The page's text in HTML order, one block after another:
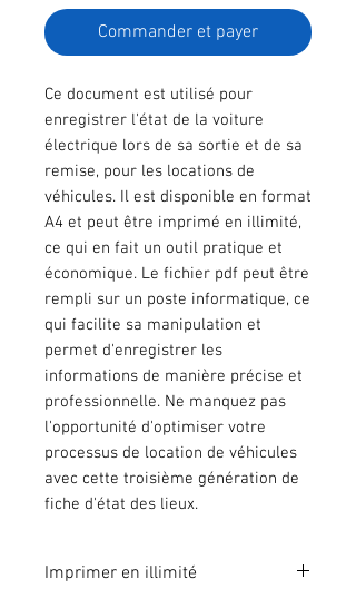
Commander et payer
Ce document est utilisé pour
enregistrer l'état de la voiture
électrique lors de sa sortie et de sa
remise, pour les locations de
véhicules. Il est disponible en format
A4 et peut être imprimé en illimité,
ce qui en fait un outil pratique et
économique. Le fichier pdf peut être
rempli sur un poste informatique, ce
qui facilite sa manipulation et
permet d'enregistrer les
informations de manière précise et
professionnelle. Ne manquez pas
l'opportunité d'optimiser votre
processus de location de véhicules
avec cette troisième génération de
fiche d'état des lieux.
Imprimer en illimité